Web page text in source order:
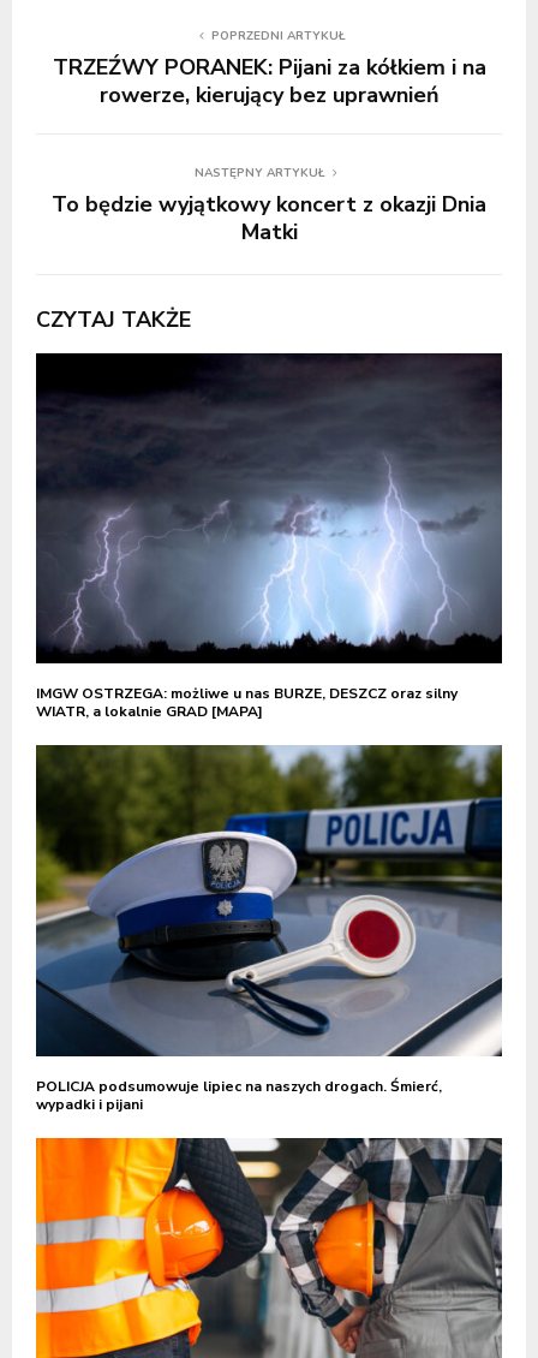
POPRZEDNI ARTYKUŁ
TRZEŹWY PORANEK: Pijani za kółkiem i na
rowerze, kierujący bez uprawnień
NASTĘPNY ARTYKUŁ
To będzie wyjątkowy koncert z okazji Dnia
Matki
CZYTAJ TAKŻE
IMGW OSTRZEGA: możliwe u nas BURZE, DESZCZ oraz silny
WIATR, a lokalnie GRAD [MAPA]
POLICJA podsumowuje lipiec na naszych drogach. Śmierć,
wypadki i pijani